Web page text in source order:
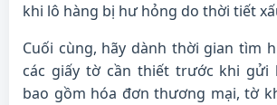
khi lô hàng bị hư hỏng do thời tiết
Cuối cùng, hãy dành thời gian tìm
các giấy tờ cần thiết trước khi gửi
bao gồm hóa đơn thương mại, tờ